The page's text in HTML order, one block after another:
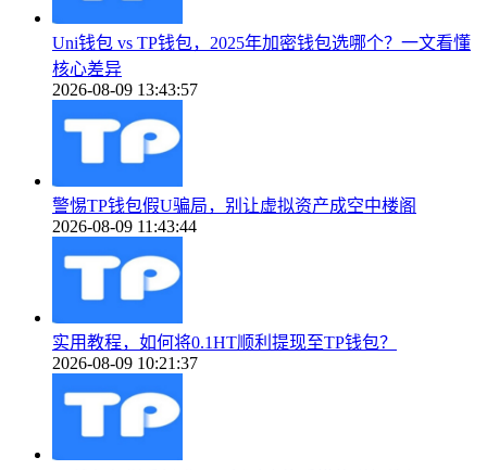
Uni钱包 vs TP钱包，2025年加密钱包选哪个？一文看懂
核心差异
2026-08-09 13:43:57
警惕TP钱包假U骗局，别让虚拟资产成空中楼阁
2026-08-09 11:43:44
实用教程，如何将0.1HT顺利提现至TP钱包？
2026-08-09 10:21:37